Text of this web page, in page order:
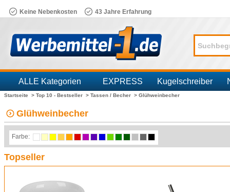
Keine Nebenkosten 43 Jahre Erfahrung
ALLE Kategorien EXPRESS Kugelschreiber
Startseite > Top 10 - Bestseller > Tassen / Becher > Glühweinbecher
Glühweinbecher
Farbe:
Topseller